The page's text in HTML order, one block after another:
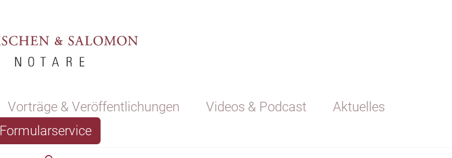
Vorträge & Veröffentlichungen Videos & Podcast
Aktuelles
Formularservice